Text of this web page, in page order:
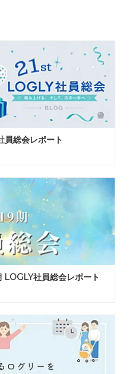
総会レポート
社員総会レポート